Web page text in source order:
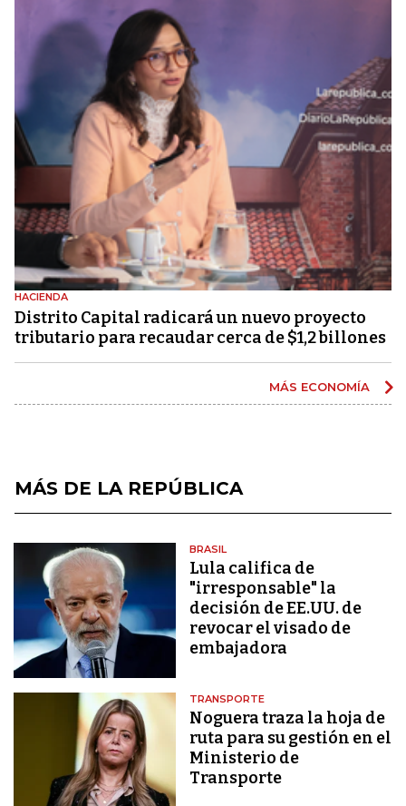
HACIENDA
Distrito Capital radicará un nuevo proyecto
tributario para recaudar cerca de $1,2 billones
MÁS ECONOMÍA
MÁS DE LA REPÚBLICA
BRASIL
Lula califica de
"irresponsable" la
decisión de EE.UU. de
revocar el visado de
embajadora
TRANSPORTE
Noguera traza la hoja de
ruta para su gestión en el
Ministerio de
Transporte